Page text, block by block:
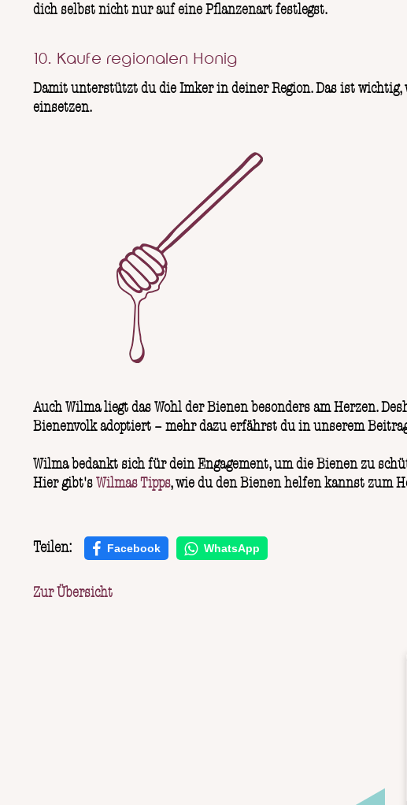
dich selbst nicht nur auf eine Pflanzenart festlegst.
10. Kaufe regionalen Honig
Damit unterstützt du die Imker in deiner Region. Das ist
einsetzen.
Auch Wilma liegt das Wohl der Bienen besonders am Herzen.
Bienenvolk adoptiert – mehr dazu erfährst du in unserem
Wilma bedankt sich für dein Engagement, um die Bienen zu
Hier gibt'sWilmas Tipps, wie du den Bienen helfen kannst zum
Teilen: Facebook WhatsApp
Zur Übersicht